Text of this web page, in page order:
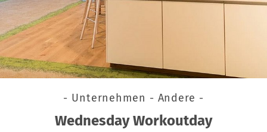
- Unternehmen - Andere -
Wednesday Workoutday